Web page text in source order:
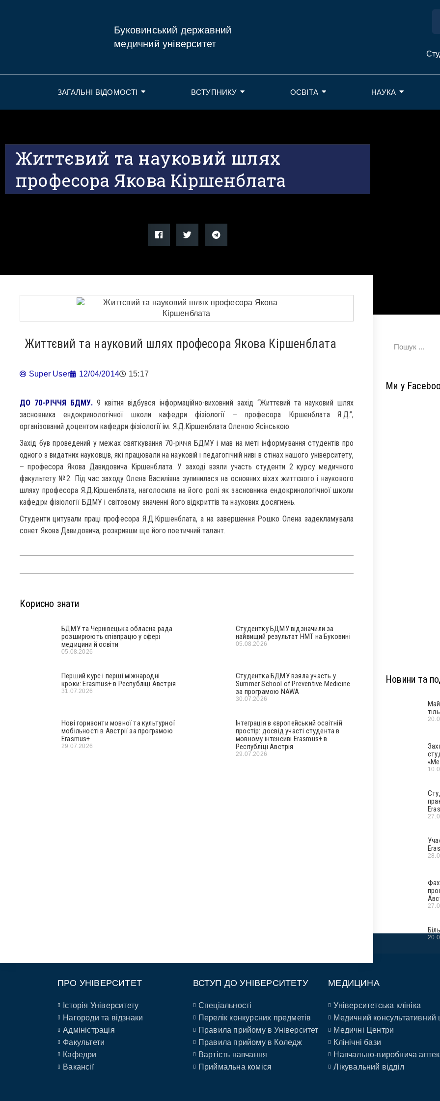
Буковинський державний
медичний університет
ЗАГАЛЬНІ ВІДОМОСТІ ВСТУПНИКУ ОСВІТА НАУКА
Життєвий та науковий шлях
професора Якова Кіршенблата
Життєвий та науковий шлях професора Якова Кіршенблата
Super User 12/04/2014 15:17
ДО 70-РІЧЧЯ БДМУ. 9 квітня відбувся інформаційно-виховний захід “Життєвий та науковий шлях
засновника ендокринологічної школи кафедри фізіології – професора Кіршенблата Я.Д.”,
організований доцентом кафедри фізіології ім. Я.Д.Кіршенблата Оленою Ясінською.
Захід був проведений у межах святкування 70-річчя БДМУ і мав на меті інформування студентів про
одного з видатних науковців, які працювали на науковій і педагогічній ниві в стінах нашого університету,
– професора Якова Давидовича Кіршенблата. У заході взяли участь студенти 2 курсу медичного
факультету №2. Під час заходу Олена Василівна зупинилася на основних віхах життєвого і наукового
шляху професора Я.Д.Кіршенблата, наголосила на його ролі як засновника ендокринологічної школи
кафедри фізіології БДМУ і світовому значенні його відкриттів та наукових досягнень.
Студенти цитували праці професора Я.Д.Кіршенблата, а на завершення Рошко Олена задекламувала
сонет Якова Давидовича, розкривши ще його поетичний талант.
Корисно знати
БДМУ та Чернівецька обласна рада
розширюють співпрацю у сфері
медицини й освіти
05.08.2026
Студентку БДМУ відзначили за
найвищий результат НМТ на Буковині
05.08.2026
Перший курс і перші міжнародні
кроки: Erasmus+ в Республіці Австрія
31.07.2026
Студентка БДМУ взяла участь у
Summer School of Preventive Medicine
за програмою NAWA
30.07.2026
Нові горизонти мовної та культурної
мобільності в Австрії за програмою
Erasmus+
29.07.2026
Інтеграція в європейський освітній
простір: досвід участі студента в
мовному інтенсиві Erasmus+ в
Республіці Австрія
29.07.2026
Ми у
Новини та
ПРО УНІВЕРСИТЕТ
Історія Університету
Нагороди та відзнаки
Адміністрація
Факультети
Кафедри
Вакансії
ВСТУП ДО УНІВЕРСИТЕТУ
Спеціальності
Перелік конкурсних предметів
Правила прийому в Університет
Правила прийому в Коледж
Вартість навчання
Приймальна коміся
МЕДИЦИНА
Університетська клініка
Медичний консультативний
Медичні Центри
Клінічні бази
Навчально-виробнича
Лікувальний відділ